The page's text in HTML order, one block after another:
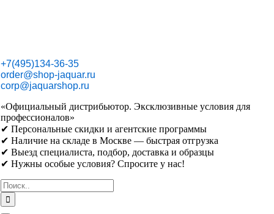
+7(495)134-36-35
order@shop-jaquar.ru
corp@jaquarshop.ru
«Официальный дистрибьютор. Эксклюзивные условия для
профессионалов»
✔ Персональные скидки и агентские программы
✔ Наличие на складе в Москве — быстрая отгрузка
✔ Выезд специалиста, подбор, доставка и образцы
✔ Нужны особые условия? Спросите у нас!
Результат
поиска: